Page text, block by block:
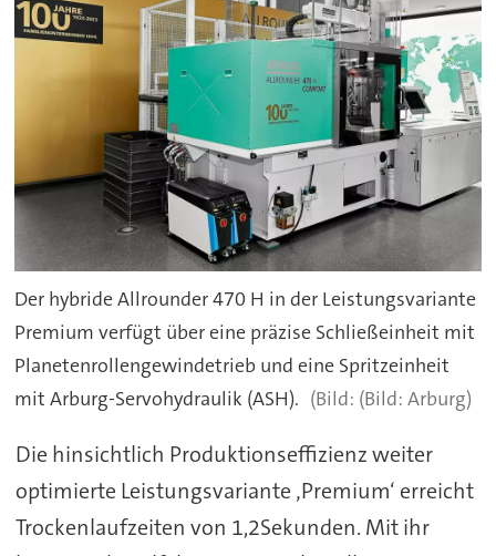
Der hybride Allrounder 470 H in der Leistungsvariante
Premium verfügt über eine präzise Schließeinheit mit
Planetenrollengewindetrieb und eine Spritzeinheit
mit Arburg-Servohydraulik (ASH).
(Bild: Arburg)
Die hinsichtlich Produktionseffizienz weiter
optimierte Leistungsvariante ‚Premium‘ erreicht
Trockenlaufzeiten von 1,2Sekunden. Mit ihr